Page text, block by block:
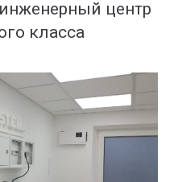
центр
класса